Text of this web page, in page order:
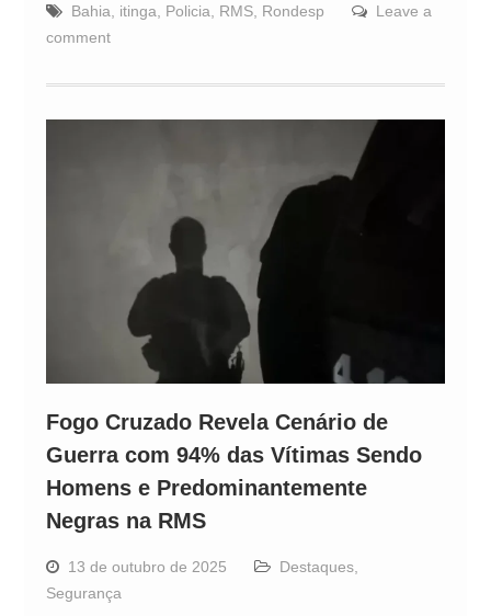
Bahia itinga Policia RMS, Rondesp
Leave a
comment
Fogo Cruzado Revela Cenário de
Guerra com 94% das Vítimas Sendo
Homens e Predominantemente
Negras na RMS
13 de outubro de 2025 Destaques,
Segurança